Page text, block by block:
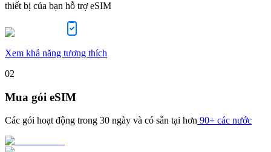
thiết bị của bạn hỗ trợ eSIM
Xem khả năng tương thích
02
Mua gói eSIM
Các gói hoạt động trong 30 ngày và có sẵn tại hơn 90+ các nước